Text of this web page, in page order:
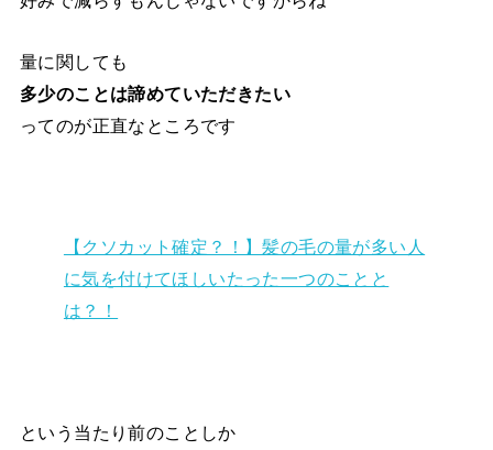
量に関しても
多少のことは諦めていただきたい
ってのが正直なところです
【クソカット確定？！】髪の毛の量が多い人
に気を付けてほしいたった一つのことと
は？！
という当たり前のことしか